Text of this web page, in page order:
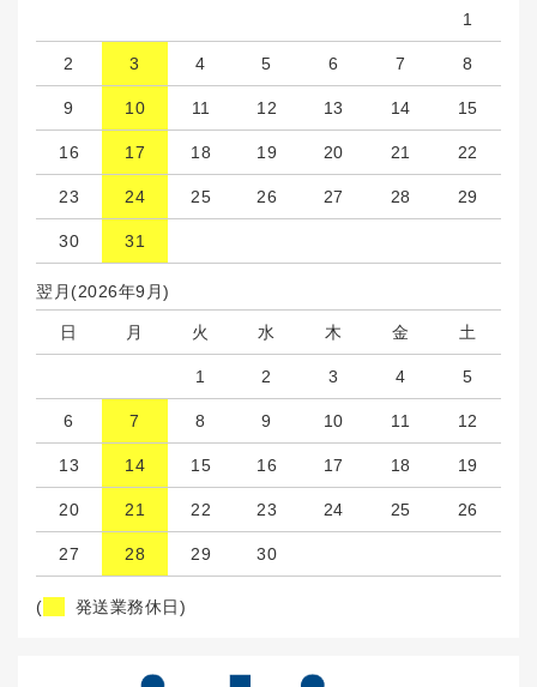
1
2 3 4 5 6 7 8
9 10 11 12 13 14 15
16 17 18 19 20 21 22
23 24 25 26 27 28 29
30 31
翌月(2026年9月)
日 月 火 水 木 金 土
1 2 3 4 5
6 7 8 9 10 11 12
13 14 15 16 17 18 19
20 21 22 23 24 25 26
27 28 29 30
( 発送業務休日)